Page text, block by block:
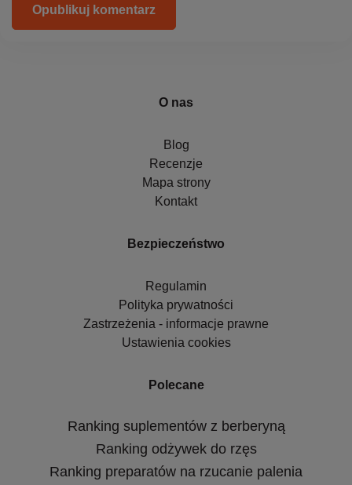
Opublikuj komentarz
O nas
Blog
Recenzje
Mapa strony
Kontakt
Bezpieczeństwo
Regulamin
Polityka prywatności
Zastrzeżenia - informacje prawne
Ustawienia cookies
Polecane
Ranking suplementów z berberyną
Ranking odżywek do rzęs
Ranking preparatów na rzucanie palenia